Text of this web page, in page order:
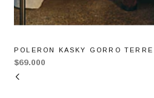
POLERON KASKY GORRO TERRE
$69.000